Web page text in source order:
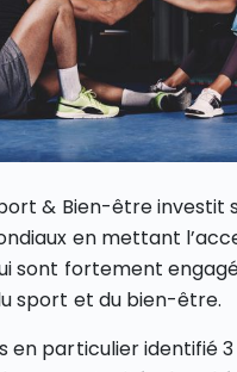
& Bien-être investit
en mettant
sont fortement
sport et du bien-être.
en particulier identifié